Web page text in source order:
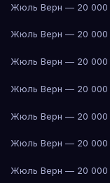
Жюль Верн — 20 000
Жюль Верн — 20 000
Жюль Верн — 20 000
Жюль Верн — 20 000
Жюль Верн — 20 000
Жюль Верн — 20 000
Жюль Верн — 20 000